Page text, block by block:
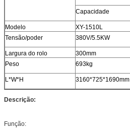
Capacidade
Modelo
XY-1510L
Tensão/poder
380V/5.5KW
Largura do rolo
300mm
Peso
693kg
L*W*H 3160*725*1690mm
Descrição:
Função: